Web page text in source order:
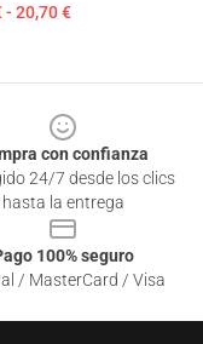
- 20,70 €
con confianza
24/7 desde los clics
hasta la entrega
100% seguro
/ MasterCard / Visa